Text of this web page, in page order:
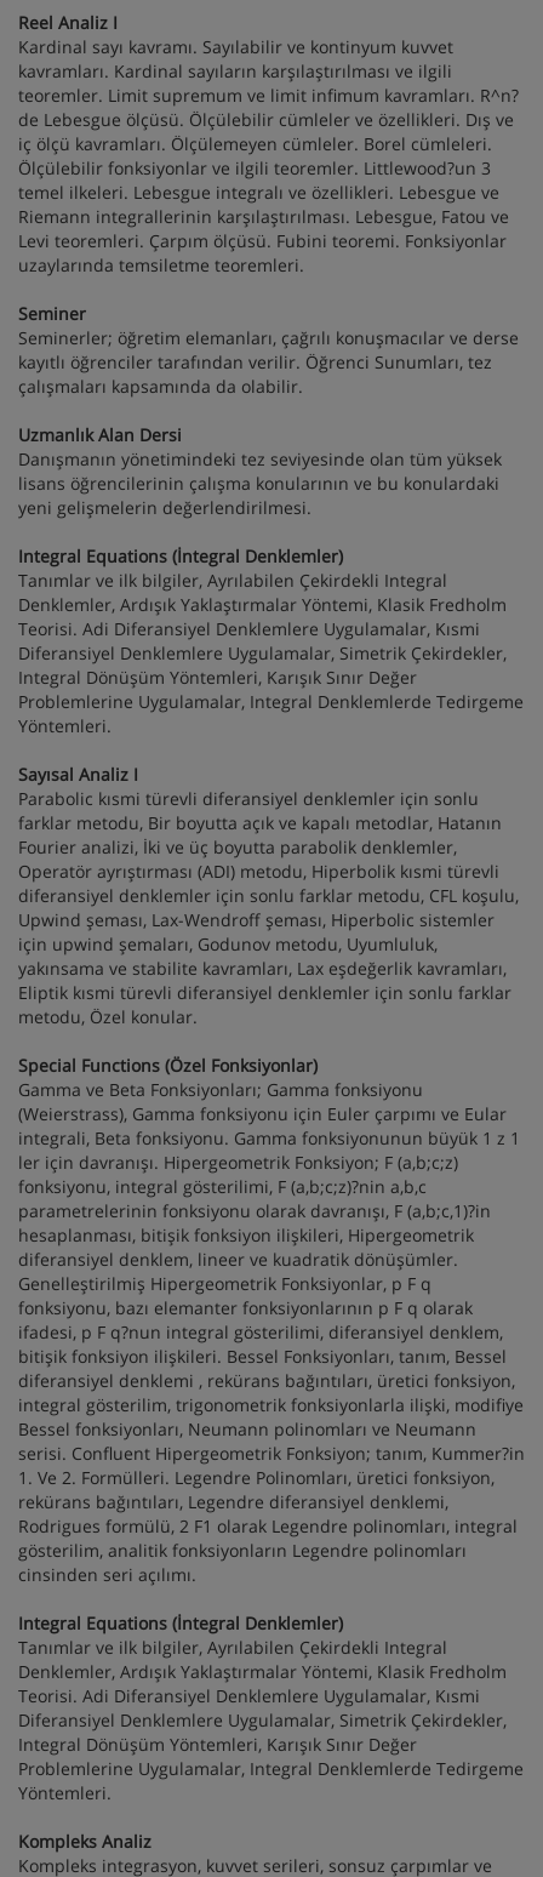
Reel Analiz I
Kardinal sayı kavramı. Sayılabilir ve kontinyum kuvvet
kavramları. Kardinal sayıların karşılaştırılması ve ilgili
teoremler. Limit supremum ve limit infimum kavramları. R^n?
de Lebesgue ölçüsü. Ölçülebilir cümleler ve özellikleri. Dış ve
iç ölçü kavramları. Ölçülemeyen cümleler. Borel cümleleri.
Ölçülebilir fonksiyonlar ve ilgili teoremler. Littlewood?un 3
temel ilkeleri. Lebesgue integralı ve özellikleri. Lebesgue ve
Riemann integrallerinin karşılaştırılması. Lebesgue, Fatou ve
Levi teoremleri. Çarpım ölçüsü. Fubini teoremi. Fonksiyonlar
uzaylarında temsiletme teoremleri.
Seminer
Seminerler; öğretim elemanları, çağrılı konuşmacılar ve derse
kayıtlı öğrenciler tarafından verilir. Öğrenci Sunumları, tez
çalışmaları kapsamında da olabilir.
Uzmanlık Alan Dersi
Danışmanın yönetimindeki tez seviyesinde olan tüm yüksek
lisans öğrencilerinin çalışma konularının ve bu konulardaki
yeni gelişmelerin değerlendirilmesi.
Integral Equations (İntegral Denklemler)
Tanımlar ve ilk bilgiler, Ayrılabilen Çekirdekli Integral
Denklemler, Ardışık Yaklaştırmalar Yöntemi, Klasik Fredholm
Teorisi. Adi Diferansiyel Denklemlere Uygulamalar, Kısmi
Diferansiyel Denklemlere Uygulamalar, Simetrik Çekirdekler,
Integral Dönüşüm Yöntemleri, Karışık Sınır Değer
Problemlerine Uygulamalar, Integral Denklemlerde Tedirgeme
Yöntemleri.
Sayısal Analiz I
Parabolic kısmi türevli diferansiyel denklemler için sonlu
farklar metodu, Bir boyutta açık ve kapalı metodlar, Hatanın
Fourier analizi, İki ve üç boyutta parabolik denklemler,
Operatör ayrıştırması (ADI) metodu, Hiperbolik kısmi türevli
diferansiyel denklemler için sonlu farklar metodu, CFL koşulu,
Upwind şeması, Lax-Wendroff şeması, Hiperbolic sistemler
için upwind şemaları, Godunov metodu, Uyumluluk,
yakınsama ve stabilite kavramları, Lax eşdeğerlik kavramları,
Eliptik kısmi türevli diferansiyel denklemler için sonlu farklar
metodu, Özel konular.
Special Functions (Özel Fonksiyonlar)
Gamma ve Beta Fonksiyonları; Gamma fonksiyonu
(Weierstrass), Gamma fonksiyonu için Euler çarpımı ve Eular
integrali, Beta fonksiyonu. Gamma fonksiyonunun büyük 1 z 1
ler için davranışı. Hipergeometrik Fonksiyon; F (a,b;c;z)
fonksiyonu, integral gösterilimi, F (a,b;c;z)?nin a,b,c
parametrelerinin fonksiyonu olarak davranışı, F (a,b;c,1)?in
hesaplanması, bitişik fonksiyon ilişkileri, Hipergeometrik
diferansiyel denklem, lineer ve kuadratik dönüşümler.
Genelleştirilmiş Hipergeometrik Fonksiyonlar, p F q
fonksiyonu, bazı elemanter fonksiyonlarının p F q olarak
ifadesi, p F q?nun integral gösterilimi, diferansiyel denklem,
bitişik fonksiyon ilişkileri. Bessel Fonksiyonları, tanım, Bessel
diferansiyel denklemi , rekürans bağıntıları, üretici fonksiyon,
integral gösterilim, trigonometrik fonksiyonlarla ilişki, modifiye
Bessel fonksiyonları, Neumann polinomları ve Neumann
serisi. Confluent Hipergeometrik Fonksiyon; tanım, Kummer?in
1. Ve 2. Formülleri. Legendre Polinomları, üretici fonksiyon,
rekürans bağıntıları, Legendre diferansiyel denklemi,
Rodrigues formülü, 2 F1 olarak Legendre polinomları, integral
gösterilim, analitik fonksiyonların Legendre polinomları
cinsinden seri açılımı.
Integral Equations (İntegral Denklemler)
Tanımlar ve ilk bilgiler, Ayrılabilen Çekirdekli Integral
Denklemler, Ardışık Yaklaştırmalar Yöntemi, Klasik Fredholm
Teorisi. Adi Diferansiyel Denklemlere Uygulamalar, Kısmi
Diferansiyel Denklemlere Uygulamalar, Simetrik Çekirdekler,
Integral Dönüşüm Yöntemleri, Karışık Sınır Değer
Problemlerine Uygulamalar, Integral Denklemlerde Tedirgeme
Yöntemleri.
Kompleks Analiz
Kompleks integrasyon, kuvvet serileri, sonsuz çarpımlar ve